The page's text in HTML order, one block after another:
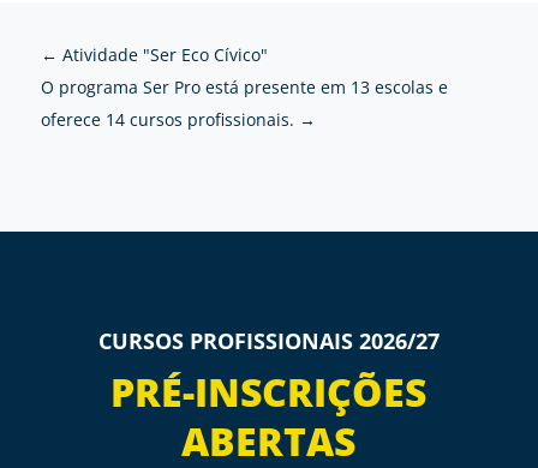
← Atividade "Ser Eco Cívico"
O programa Ser Pro está presente em 13 escolas e
oferece 14 cursos profissionais. →
CURSOS PROFISSIONAIS 2026/27
PRÉ-INSCRIÇÕES
ABERTAS